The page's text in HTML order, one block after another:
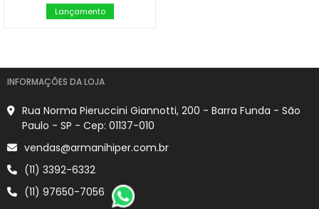
Lançamento
INFORMAÇÕES DA LOJA
Rua Norma Pieruccini Giannotti, 200 - Barra Funda - São
Paulo - SP - Cep: 01137-010
vendas@armanihiper.com.br
(11) 3392-6332
(11) 97650-7056